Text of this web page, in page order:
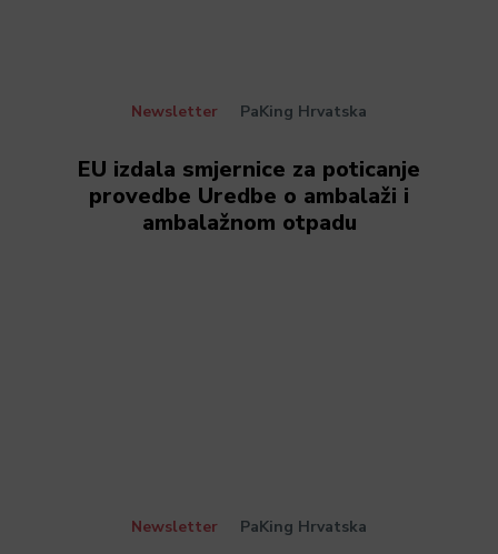
Newsletter PaKing Hrvatska
EU izdala smjernice za poticanje
provedbe Uredbe o ambalaži i
ambalažnom otpadu
Newsletter PaKing Hrvatska